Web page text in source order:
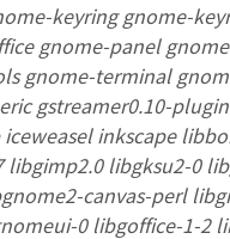
keyring gnome-
gnome-panel
gnome-terminal
gstreamer0.10-
inkscape
libgksu2-0
canvas-perl
0 libgoffice-1-